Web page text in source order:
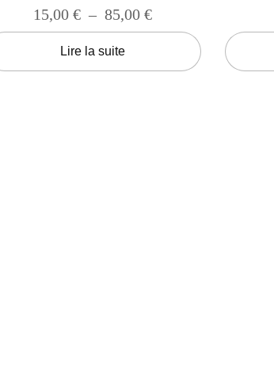
15,00€ – 85,00€
Lire la suite